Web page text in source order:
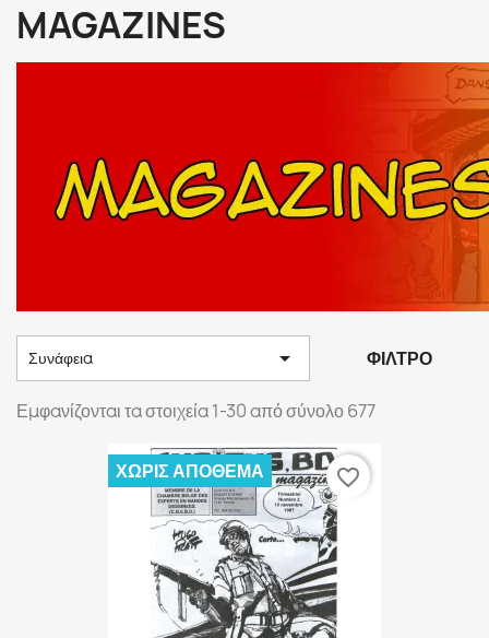
MAGAZINES
Συνάφεια  ΦΊΛΤΡΟ
Εμφανίζονται τα στοιχεία 1-30 από σύνολο 677
ΧΩΡΊΣ ΑΠΌΘΕΜΑ favorite_border